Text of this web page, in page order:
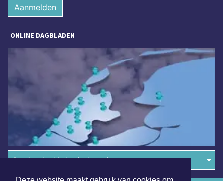
Aanmelden
ONLINE DAGBLADEN
Overige dagbladen in de regio